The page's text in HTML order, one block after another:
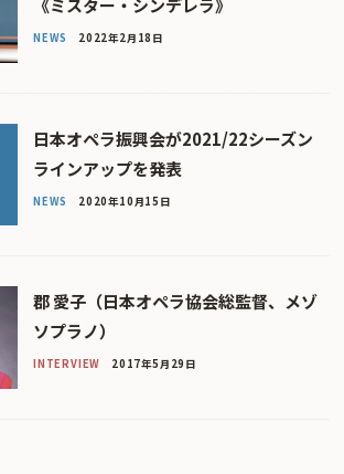
《ミスター・シンデレラ》
NEWS 2022年2月18日
日本オペラ振興会が2021/22シーズン
ラインアップを発表
NEWS 2020年10月15日
郡 愛子（日本オペラ協会総監督、メゾ
ソプラノ）
INTERVIEW 2017年5月29日